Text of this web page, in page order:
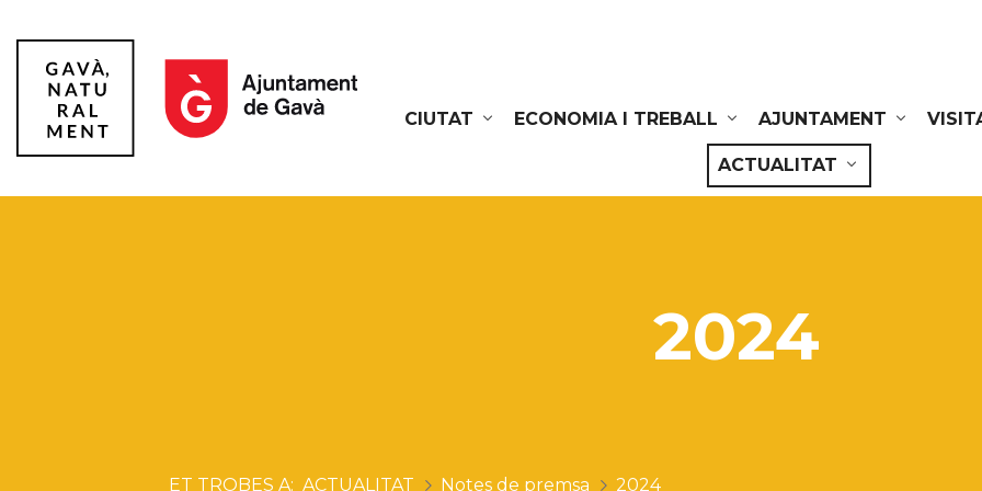
CIUTAT
ECONOMIA I TREBALL AJUNTAMENT
ACTUALITAT
2024
ACTUALITAT Notes de premsa 2024